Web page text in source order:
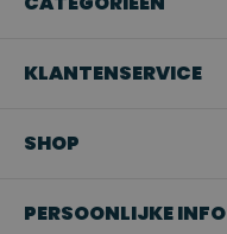
KLANTENSERVICE
SHOP
PERSOONLIJKE INFO